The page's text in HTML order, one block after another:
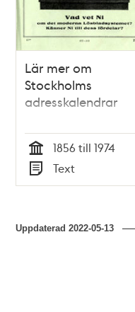
Lär mer om
Stockholms
adresskalendrar
Tid
1856 till 1974
Typ
Text
Uppdaterad2022-05-13